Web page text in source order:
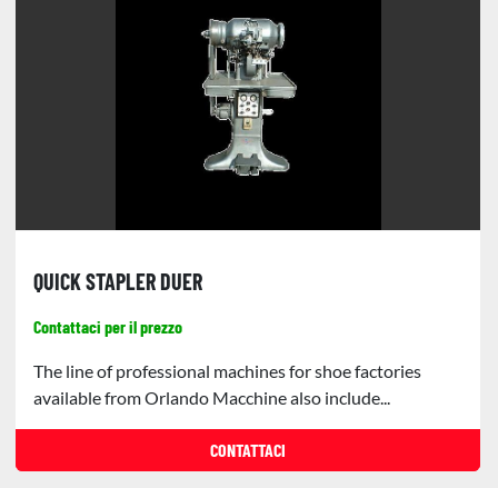
QUICK STAPLER DUER
Contattaci per il prezzo
The line of professional machines for shoe factories
available from Orlando Macchine also include...
CONTATTACI